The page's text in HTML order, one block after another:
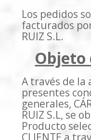
Los pedidos
facturados por
RUIZ S.L.
Objeto
A través de la
presentes
generales,
RUIZ S.L, se
Producto
CLIENTE a